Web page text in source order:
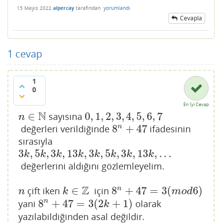
15 Mayıs 2022 alpercay tarafından yorumlandı
Cevapla
1 cevap
1
0
En İyi Cevap
n ∈ N
n∈N sayısına0, 1, 2, 3,4, 5, 6, 7
0,1,2 3,4,5,6,7
değerleri verildiğinde 8n + 47
8n +47
ifadesinin
sırasıyla
3k, 5k,3k, 13k, 3k, 5k,3k, 13k, .. .
3k,5 k,3k ,13k ,3k,5k,3k, 13k, ...
değerlerini aldığını gözlemleyelim.
n
nçift iken k ∈ Z
k∈Z için 8n + 47 = 3(mod6)
8n +47=3 m od6)
yani 8n + 47 = 3(2k + 1)
8n +47=3 2k +1)
olarak
yazılabildiğinden asal değildir.